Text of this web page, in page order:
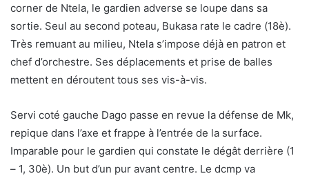
corner de Ntela, le gardien adverse se loupe dans sa
sortie. Seul au second poteau, Bukasa rate le cadre (18è).
Très remuant au milieu, Ntela s’impose déjà en patron et
chef d’orchestre. Ses déplacements et prise de balles
mettent en déroutent tous ses vis-à-vis.
Servi coté gauche Dago passe en revue la défense de Mk,
repique dans l’axe et frappe à l’entrée de la surface.
Imparable pour le gardien qui constate le dégât derrière (1
– 1, 30è). Un but d’un pur avant centre. Le dcmp va